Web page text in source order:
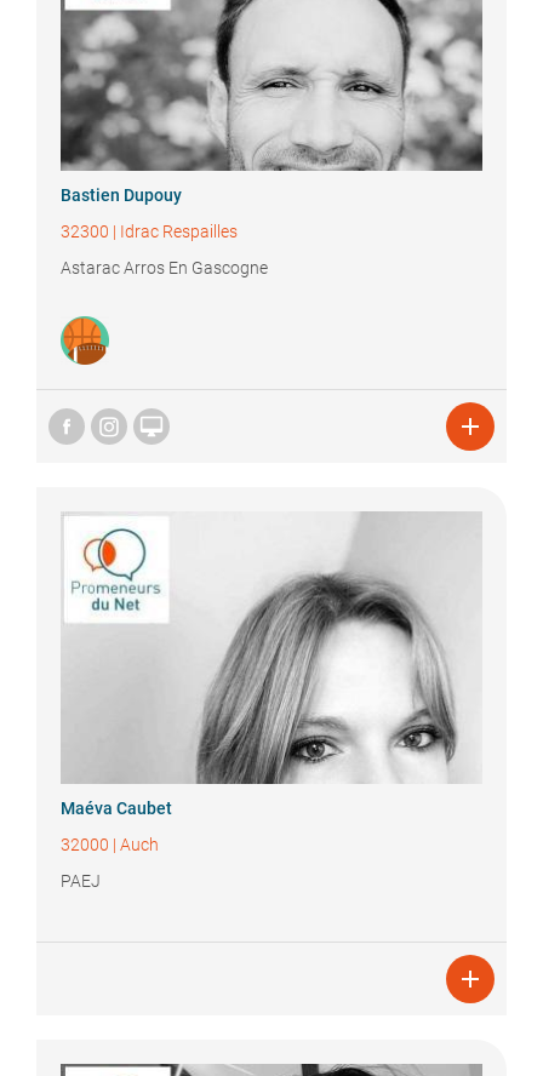
Bastien Dupouy
32300 | Idrac Respailles
Astarac Arros En Gascogne
 
Maéva Caubet
32000 | Auch
PAEJ
